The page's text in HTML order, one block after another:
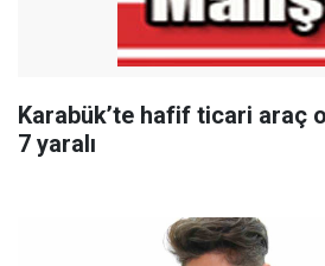
Karabük’te hafif ticari araç
7 yaralı